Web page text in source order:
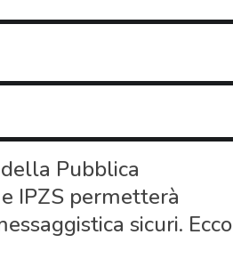
Pubblica
IPZS permetterà
sicuri. Ecco